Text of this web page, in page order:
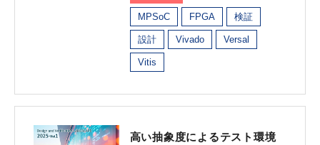
MPSoC FPGA 検証
設計 Vivado Versal
Vitis
高い抽象度によるテスト環境